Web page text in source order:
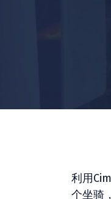
利用
个坐骑